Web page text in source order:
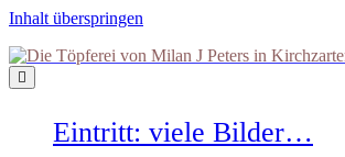
Inhalt überspringen
Die
Töpferei
von
Eintritt: viele Bilder…